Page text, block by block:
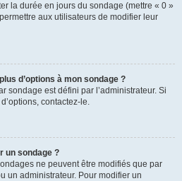
la durée en jours du sondage (mettre « 0 »
aux utilisateurs de modifier leur
d’options à mon sondage ?
sondage est défini par l’administrateur. Si
contactez-le.
un sondage ?
ne peuvent être modifiés que par
un administrateur. Pour modifier un